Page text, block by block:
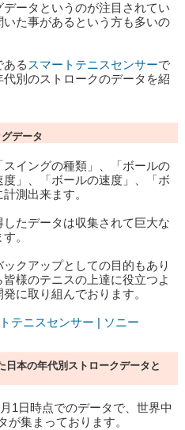
ータというのが注目されてい
た事があるという方も多いの
ある スマートテニスセンサーで
別のストロークのデータを紹
データ
イングの種類」、「ボールの
」、「ボールの速度」、「ボ
測出来ます。
たデータは収集されて巨大な
。
クアップとしての目的もあり
様のテニスの上達に役立つよ
に取り組んでおります。
テニスセンサー | ソニー
日本の年代別ストロークデータと
1日時点でのデータで、世界中
が集まっております。